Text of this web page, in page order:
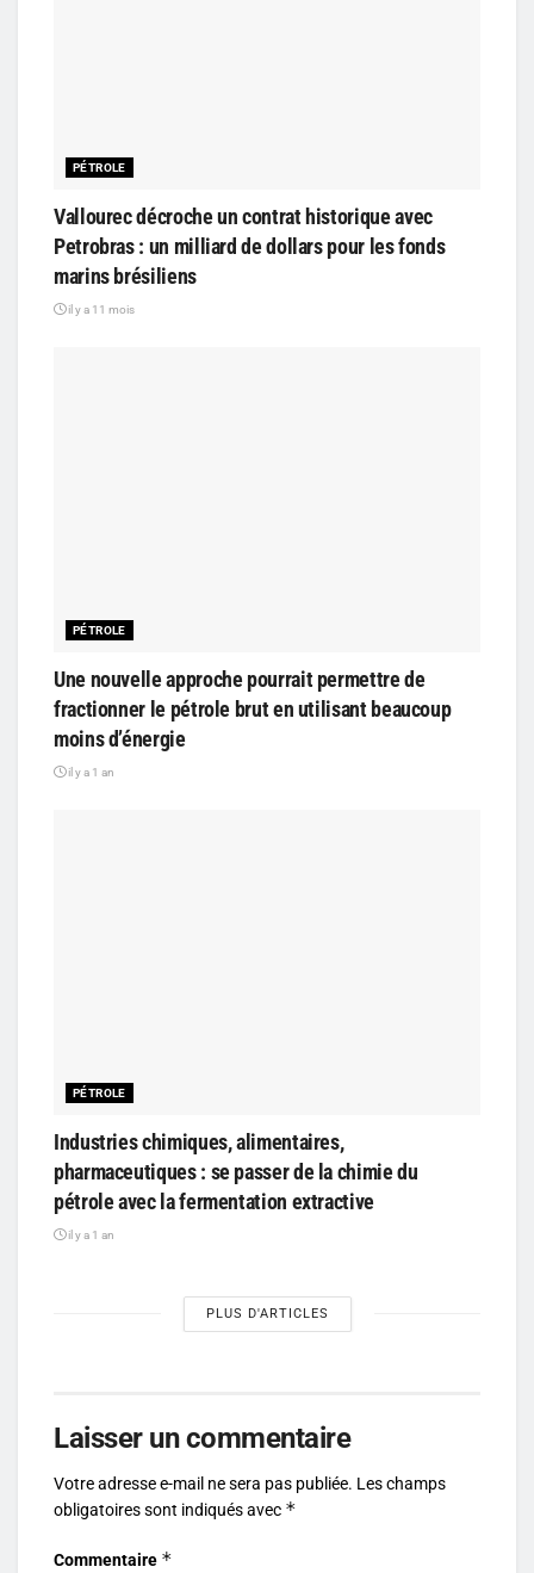
PÉTROLE
Vallourec décroche un contrat historique avec
Petrobras : un milliard de dollars pour les fonds
marins brésiliens
il y a 11 mois
PÉTROLE
Une nouvelle approche pourrait permettre de
fractionner le pétrole brut en utilisant beaucoup
moins d’énergie
il y a 1 an
PÉTROLE
Industries chimiques, alimentaires,
pharmaceutiques : se passer de la chimie du
pétrole avec la fermentation extractive
il y a 1 an
PLUS D'ARTICLES
Laisser un commentaire
Votre adresse e-mail ne sera pas publiée. Les champs
obligatoires sont indiqués avec *
Commentaire *